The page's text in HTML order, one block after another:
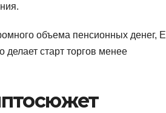
объема пенсионных денег,
делает старт торгов менее